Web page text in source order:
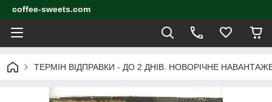
coffee-sweets.com
ТЕРМІН ВІДПРАВКИ - ДО 2 ДНІВ. НОВОРІЧНЕ